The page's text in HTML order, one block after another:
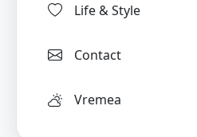
Life & Style
Contact
Vremea